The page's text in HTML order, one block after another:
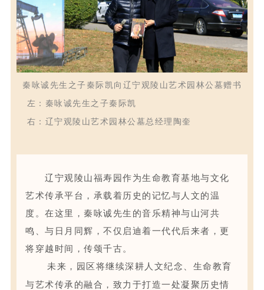
秦咏诚先生之子秦际凯向辽宁观陵山艺术园林公墓赠书
左：秦咏诚先生之子秦际凯
右：辽宁观陵山艺术园林公墓总经理陶奎
辽宁观陵山福寿园作为生命教育基地与文化
艺术传承平台 ， 承载着历史的记忆与人文的温
度。在这里，秦咏诚 先生的音乐精神与山河共
鸣、与日月同辉，不仅启迪着一代代后来者，更
将穿越时间，传颂千古。
未来，园区将继续深耕人文纪念、生命教育
与艺术传承的融合，致力于打造一处凝聚历史情